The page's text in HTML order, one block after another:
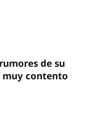
de su
muy contento